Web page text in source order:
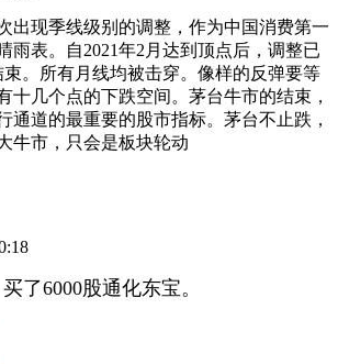
出现季线级别的调整，作为中国消费第一
雨表。自2021年2月达到顶点后，调整已
。所有月线均被击穿。像样的反弹要等
十几个点的下跌空间。茅台牛市的结束，
通道的最重要的股市指标。茅台不止跌，
牛市，只会是板块轮动
了6000股通化东宝。